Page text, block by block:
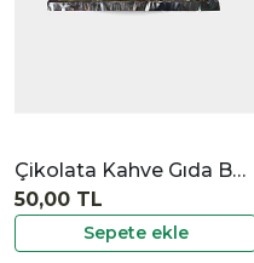
Çikolata Kahve Gıda Boyası
Sepete ekle
50,00 TL